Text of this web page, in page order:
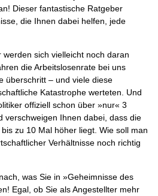
Dieser fantastische Ratgeber
die Ihnen dabei helfen, jede
sich vielleicht noch daran
die Arbeitslosenrate bei uns
überschritt – und viele diese
Katastrophe werteten. Und
offiziell schon über »nur« 3
verschweigen Ihnen dabei, dass die
zu 10 Mal höher liegt. Wie soll man
Verhältnisse noch richtig
was Sie in »Geheimnisse des
Egal, ob Sie als Angestellter mehr